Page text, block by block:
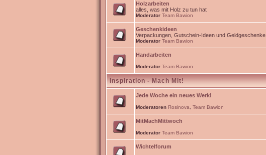
Holzarbeiten
alles, was mit Holz zu tun hat
Moderator Team Bawion
Geschenkideen
Verpackungen, Gutschein-Ideen und Geldgeschenke
Moderator Team Bawion
Handarbeiten
Moderator Team Bawion
Inspiration - Mach Mit!
Jede Woche ein neues Werk!
Moderatoren Rosinova Team Bawion
MitMachMittwoch
Moderator Team Bawion
Wichtelforum